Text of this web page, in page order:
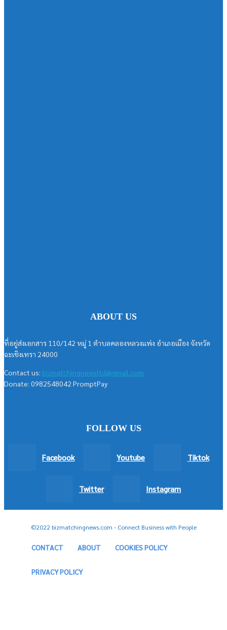
ABOUT US
ที่อยู่ส่งเอกสาร 110/142 หมู่ 1 ตำบลคลองหลวงแพ่ง อำเภอเมือง จังหวัด
ฉะเชิงเทรา 24000
Contact us: bizmatchingnewsltd@gmail.com
Donate: 0982548042 PromptPay
FOLLOW US
Facebook Youtube Tiktok
Twitter Instagram
©2022 bizmatchingnews.com - Connect Business with People
CONTACT ABOUT COOKIES POLICY
PRIVACY POLICY